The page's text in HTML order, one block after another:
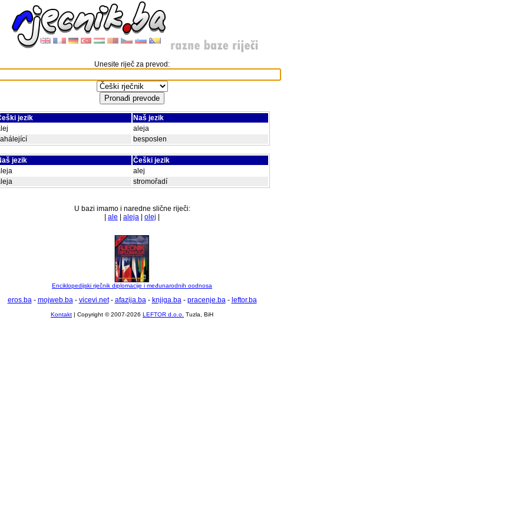
Unesite riječ za prevod:
jezik
Naš jezik
aleja
besposlen
jezik
Češki jezik
alej
stromořadí
U bazi imamo i naredne slične riječi:
ale aleja olej
Enciklopedijski rječnik diplomacije i međunarodnih oodnosa
eros.ba- mojweb.ba- vicevi.net- afazija.ba- knjiga.ba- pracenje.ba- leftor.ba
Kontakt | Copyright © 2007-2026 LEFTOR d.o.o. Tuzla, BiH